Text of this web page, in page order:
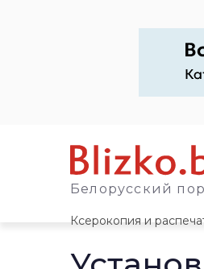
Белорусский
Ксерокопия и